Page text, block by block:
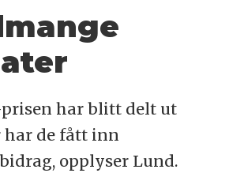
har blitt delt ut
har de fått inn
opplyser Lund.